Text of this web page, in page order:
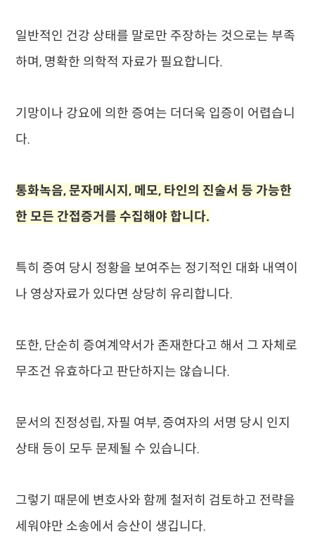
일반적인 건강 상태를 말로만 주장하는 것으로는 부족
하며, 명확한 의학적 자료가 필요합니다.
기망이나 강요에 의한 증여는 더더욱 입증이 어렵습니
다.
통화녹음, 문자메시지, 메모, 타인의 진술서 등 가능한
한 모든 간접증거를 수집해야 합니다.
특히 증여 당시 정황을 보여주는 정기적인 대화 내역이
나 영상자료가 있다면 상당히 유리합니다.
또한, 단순히 증여계약서가 존재한다고 해서 그 자체로
무조건 유효하다고 판단하지는 않습니다.
문서의 진정성립, 자필 여부, 증여자의 서명 당시 인지
상태 등이 모두 문제될 수 있습니다.
그렇기 때문에 변호사와 함께 철저히 검토하고 전략을
세워야만 소송에서 승산이 생깁니다.